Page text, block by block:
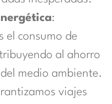
:
el consumo de
al ahorro
medio ambiente.
viajes